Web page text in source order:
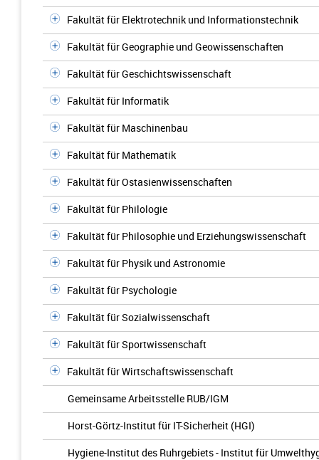
Fakultät für Elektrotechnik und Informationstechnik
Fakultät für Geographie und Geowissenschaften
Fakultät für Geschichtswissenschaft
Fakultät für Informatik
Fakultät für Maschinenbau
Fakultät für Mathematik
Fakultät für Ostasienwissenschaften
Fakultät für Philologie
Fakultät für Philosophie und Erziehungswissenschaft
Fakultät für Physik und Astronomie
Fakultät für Psychologie
Fakultät für Sozialwissenschaft
Fakultät für Sportwissenschaft
Fakultät für Wirtschaftswissenschaft
Gemeinsame Arbeitsstelle RUB/IGM
Horst-Görtz-Institut für IT-Sicherheit (HGI)
Hygiene-Institut des Ruhrgebiets - Institut für